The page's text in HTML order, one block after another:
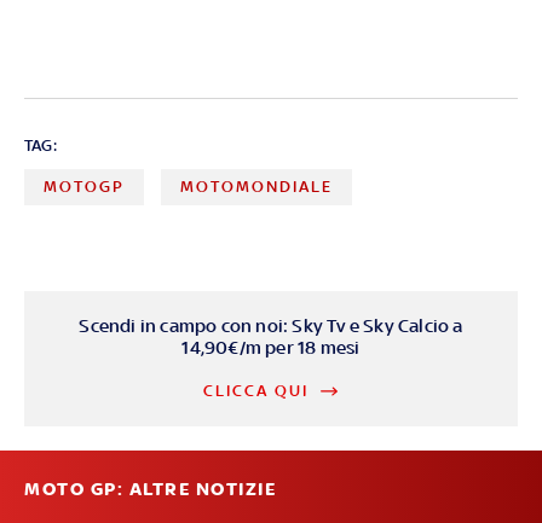
TAG:
MOTOGP MOTOMONDIALE
Scendi in campo con noi: Sky Tv e Sky Calcio a
14,90€/m per 18 mesi
CLICCA QUI
MOTO GP: ALTRE NOTIZIE